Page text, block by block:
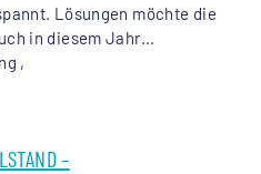
Lösungen möchte die
in diesem Jahr…
,
–